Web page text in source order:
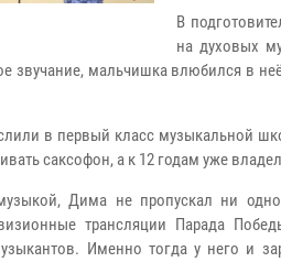
В
на духовых
звучание, мальчишка влюбился в
в первый класс музыкальной
саксофон, а к 12 годам уже
Дима не пропускал ни
трансляции Парада
Именно тогда у него и